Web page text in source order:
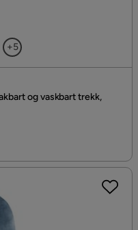
+5
og vaskbart trekk,